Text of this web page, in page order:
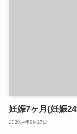
妊娠7ヶ月(妊娠
2014年6月27日